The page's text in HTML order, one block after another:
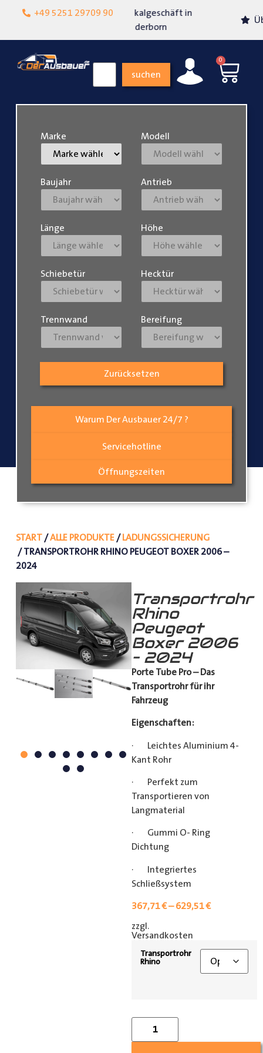
+49 5251 29709 90
Lokalgeschäft in
Über 15 Jahre Erfahrung
suchen
0
Warum Der Ausbauer 24/7 ?
Servicehotline
Öffnungszeiten
Marke Modell
Baujahr Antrieb
Länge Höhe
Schiebetür Hecktür
Trennwand Bereifung
Zurücksetzen
START/ALLE PRODUKTE/LADUNGSSICHERUNG
/ TRANSPORTROHR RHINO PEUGEOT BOXER 2006 –
2024
Transportrohr
Rhino
Peugeot
Boxer 2006
– 2024
Porte Tube Pro – Das
Transportrohr für ihr
Fahrzeug
Eigenschaften:
· Leichtes Aluminium 4-
Kant Rohr
· Perfekt zum
Transportieren von
Langmaterial
· Gummi O- Ring
Dichtung
· Integriertes
Schließsystem
367,71€–629,51€
zzgl.
Versandkosten
Transportrohr
Rhino